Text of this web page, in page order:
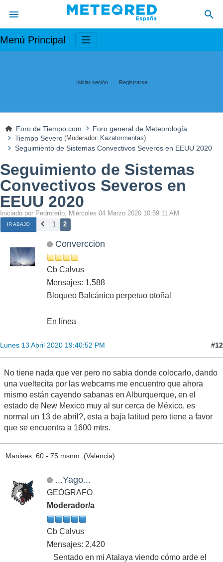
Menú Principal
Iniciar sesión Registrarse
Foro de Tiempo.com
Foro general de Meteorología
Tiempo Severo (Moderador: Kazatormentas)
Seguimiento de Sistemas Convectivos Severos en EEUU 2020
Seguimiento de Sistemas
Convectivos Severos en
EEUU 2020
Iniciado por Pedroteño, Miércoles 04 Marzo 2020 10:59:11 AM
IR ABAJO 1 2
Converccion
Cb Calvus
Mensajes: 1,588
Bloqueo Balcánico perpetuo otoñal
En línea
Lunes 13 Abril 2020 19:40:52 PM #12
No tiene nada que ver pero no sabia donde colocarlo, dando
una vueltecita por las webcams me encuentro que ahora
mismo están cayendo sabanas en Alburquerque, en el
estado de New Mexico muy al sur cerca de México, es
normal un 13 de abril?, esta a baja latitud pero tiene a favor
que se encuentra a 1600 mtrs.
Manises 60 - 75 msnm (Valencia)
...Yago...
GEÓGRAFO
Moderador/a
Cb Calvus
Mensajes: 2,420
Sentado en mi Atalaya viendo cómo arde el